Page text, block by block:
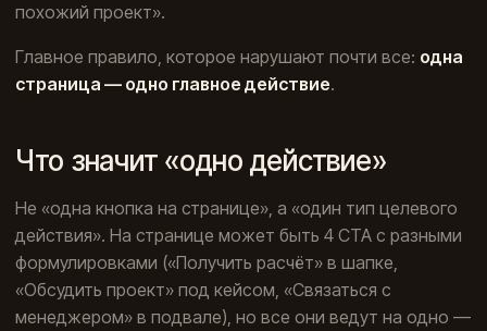
похожий проект».
Главное правило, которое нарушают почти все: одна
страница — одно главное действие.
Что значит «одно действие»
Не «одна кнопка на странице», а «один тип целевого
действия». На странице может быть 4 CTA с разными
формулировками («Получить расчёт» в шапке,
«Обсудить проект» под кейсом, «Связаться с
менеджером» в подвале), но все они ведут на одно —